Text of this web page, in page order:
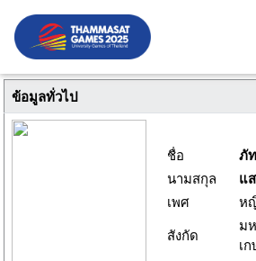
ข้อมูลทั่วไป
ชื่อ
ภั
นามสกุล
แ
เพศ
ห
สังกัด
ม
เ